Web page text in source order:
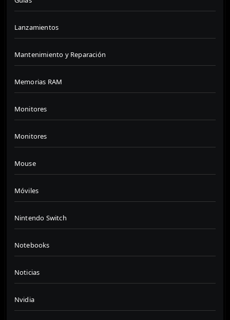
Lanzamientos
Mantenimiento y Reparación
Memorias RAM
Monitores
Monitores
Mouse
Móviles
Nintendo Switch
Notebooks
Noticias
Nvidia